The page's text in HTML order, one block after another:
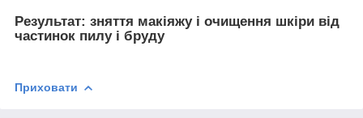
Результат: зняття макіяжу і очищення шкіри від
частинок пилу і бруду
Приховати